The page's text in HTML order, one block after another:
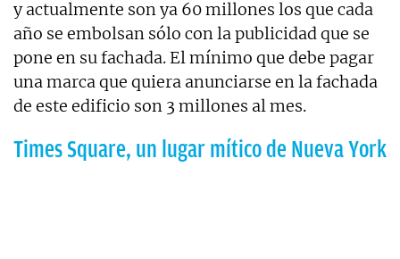
y actualmente son ya 60 millones los que cada
año se embolsan sólo con la publicidad que se
pone en su fachada. El mínimo que debe pagar
una marca que quiera anunciarse en la fachada
de este edificio son 3 millones al mes.
Times Square, un lugar mítico de Nueva York